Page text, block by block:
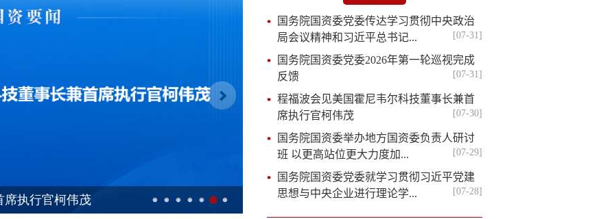
国务院国资委党委传达学习贯彻中央政治
局会议精神和习近平总书记...
[07-31]
国务院国资委党委2026年第一轮巡视完成
反馈
[07-31]
程福波会见美国霍尼韦尔科技董事长兼首
席执行官柯伟茂
[07-30]
国务院国资委举办地方国资委负责人研讨
班 以更高站位更大力度加...
[07-29]
国务院国资委党委就学习贯彻习近平党建
思想与中央企业进行理论学...
[07-28]